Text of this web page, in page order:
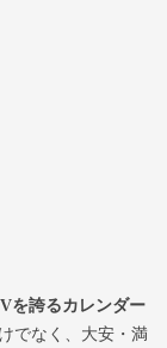
を誇るカレンダー
でなく、大安・満